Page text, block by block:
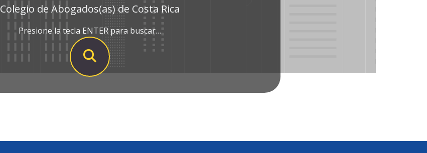
Colegio de Abogados(as) de Costa Rica
Presione la tecla ENTER para buscar…